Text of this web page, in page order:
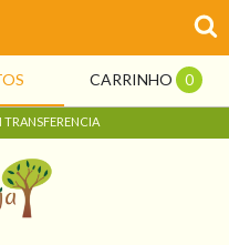
CARRINHO 0
TRANSFERENCIA